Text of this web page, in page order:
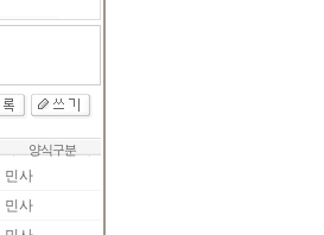
양식구분
민사
민사